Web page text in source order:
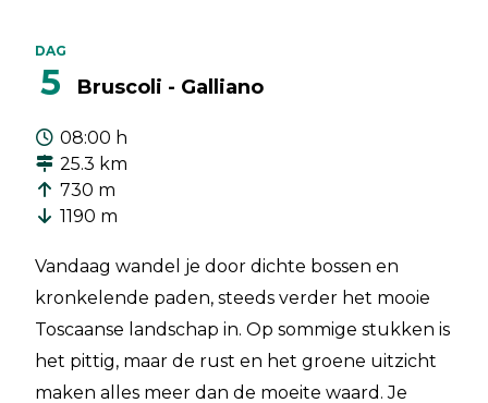
DAG
5 Bruscoli - Galliano
08:00 h
25.3 km
730 m
1190 m
Vandaag wandel je door dichte bossen en
kronkelende paden, steeds verder het mooie
Toscaanse landschap in. Op sommige stukken is
het pittig, maar de rust en het groene uitzicht
maken alles meer dan de moeite waard. Je